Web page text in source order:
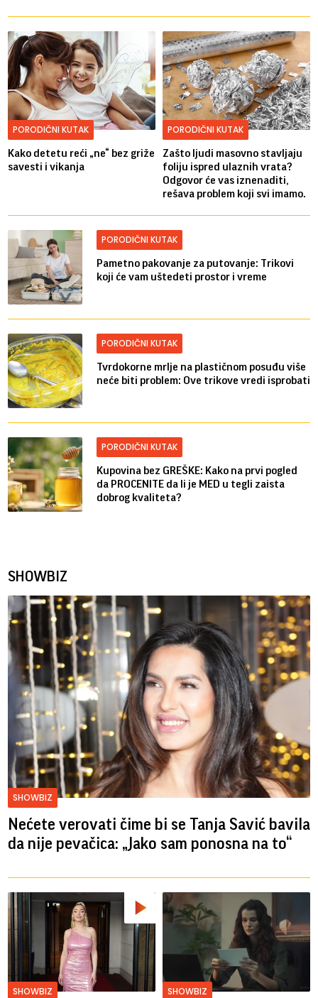
PORODIČNI KUTAK
Kako detetu reći „ne“ bez griže
savesti i vikanja
PORODIČNI KUTAK
Zašto ljudi masovno stavljaju
foliju ispred ulaznih vrata?
Odgovor će vas iznenaditi,
rešava problem koji svi imamo.
PORODIČNI KUTAK
Pametno pakovanje za putovanje: Trikovi
koji će vam uštedeti prostor i vreme
PORODIČNI KUTAK
Tvrdokorne mrlje na plastičnom posuđu više
neće biti problem: Ove trikove vredi isprobati
PORODIČNI KUTAK
Kupovina bez GREŠKE: Kako na prvi pogled
da PROCENITE da li je MED u tegli zaista
dobrog kvaliteta?
SHOWBIZ
SHOWBIZ
Nećete verovati čime bi se Tanja Savić bavila
da nije pevačica: „Jako sam ponosna na to“
SHOWBIZ SHOWBIZ